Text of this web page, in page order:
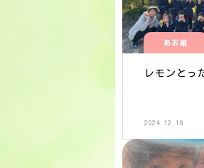
あお組
レモンとっ
2024.12.18